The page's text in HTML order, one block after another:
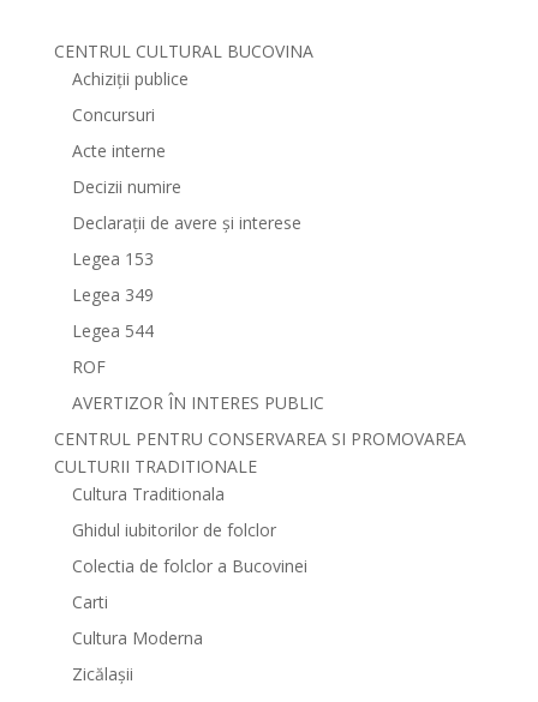
CENTRUL CULTURAL BUCOVINA
Achiziții publice
Concursuri
Acte interne
Decizii numire
Declarații de avere și interese
Legea 153
Legea 349
Legea 544
ROF
AVERTIZOR ÎN INTERES PUBLIC
CENTRUL PENTRU CONSERVAREA SI PROMOVAREA
CULTURII TRADITIONALE
Cultura Traditionala
Ghidul iubitorilor de folclor
Colectia de folclor a Bucovinei
Carti
Cultura Moderna
Zicălașii